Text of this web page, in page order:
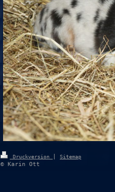
Druckversion Sitemap
© Karin Ott